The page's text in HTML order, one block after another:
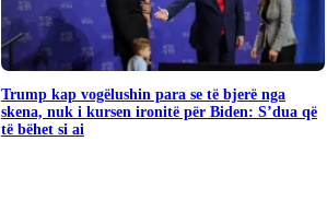
Trump kap vogëlushin para se të bjerë nga
skena, nuk i kursen ironitë për Biden: S’dua që
të bëhet si ai